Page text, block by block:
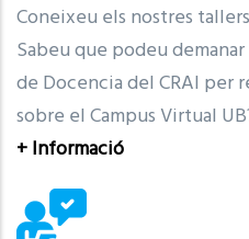
Coneixeu els nostres
Sabeu que podeu
de Docencia del CRAI per
sobre el Campus Virtual
+ Informació